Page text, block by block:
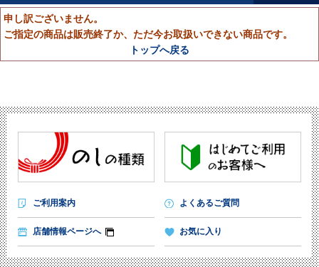
申し訳ございません。
ご指定の商品は販売終了か、ただ今お取扱いできない商品です。
トップへ戻る
ご利用案内 よくあるご質問
店舗情報ページへ お気に入り